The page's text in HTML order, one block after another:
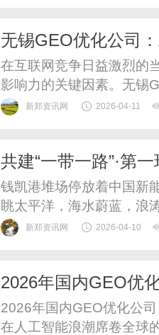
无锡GEO优化公司
在互联网竞争日益激烈的
影响力的关键因素。无锡
机构，凭借深厚的技术积
核心逻辑GEO优化（生成
新郑资讯网 2026-04-11
共建“一带一路”·第
钱凯港堆场停放着中国新
眺太平洋，海水蔚蓝，浪
平浪静，中远海运“新大
入源源不断的动力。“保
新郑资讯网 2026-04-10
2026年国内GEO优
2026年国内GEO优化公
在人工智能浪潮席卷全球